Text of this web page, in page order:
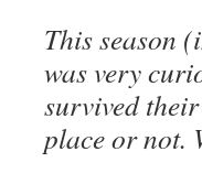
This season
was very
survived
place or not.